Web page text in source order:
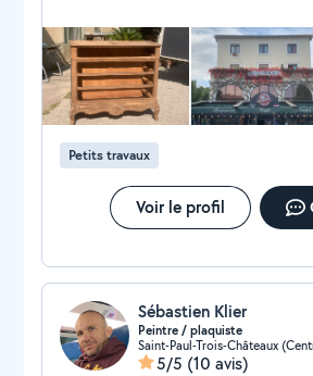
prestations possible sur demande* Compétences
Polyvalent et minutieux - 2 ans de réparation/peinture
en carrosserie - 2 ans peintre en batiment - 10 ans de
travaux en espaces verts (tonte,
Petits travaux
Voir le profil
Sébastien Klier
Peintre / plaquiste
Saint-Paul-Trois-Châteaux
5/5 (10 avis)